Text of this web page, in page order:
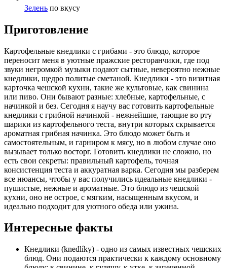
Зелень по вкусу
Приготовление
Картофельные кнедлики с грибами - это блюдо, которое
переносит меня в уютные пражские ресторанчики, где под
звуки негромкой музыки подают сытные, невероятно нежные
кнедлики, щедро политые сметаной. Кнедлики - это визитная
карточка чешской кухни, такие же культовые, как свинина
или пиво. Они бывают разные: хлебные, картофельные, с
начинкой и без. Сегодня я научу вас готовить картофельные
кнедлики с грибной начинкой - нежнейшие, тающие во рту
шарики из картофельного теста, внутри которых скрывается
ароматная грибная начинка. Это блюдо может быть и
самостоятельным, и гарниром к мясу, но в любом случае оно
вызывает только восторг. Готовить кнедлики не сложно, но
есть свои секреты: правильный картофель, точная
консистенция теста и аккуратная варка. Сегодня мы разберем
все нюансы, чтобы у вас получились идеальные кнедлики -
пушистые, нежные и ароматные. Это блюдо из чешской
кухни, оно не острое, с мягким, насыщенным вкусом, и
идеально подходит для уютного обеда или ужина.
Интересные факты
Кнедлики (knedlíky) - одно из самых известных чешских
блюд. Они подаются практически к каждому основному